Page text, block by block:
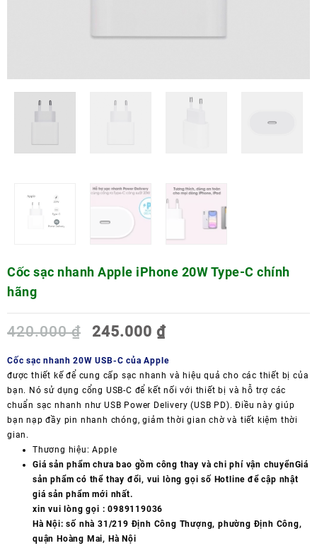
Cốc sạc nhanh Apple iPhone 20W Type-C chính
hãng
420.000₫
Giá
là:
420.000 ₫.
245.000 ₫Giá
tại
là:
245.000 ₫.
Cốc sạc nhanh 20W USB-C của Apple
được thiết kế để cung cấp sạc nhanh và hiệu quả cho các thiết bị của
bạn. Nó sử dụng cổng USB-C để kết nối với thiết bị và hỗ trợ các
chuẩn sạc nhanh như USB Power Delivery (USB PD). Điều này giúp
bạn nạp đầy pin nhanh chóng, giảm thời gian chờ và tiết kiệm thời
gian.
Thương hiệu:Apple
Giá sản phẩm chưa bao gồm công thay và chi phí vận chuyểnGiá
sản phẩm có thể thay đổi, vui lòng gọi số Hotline để cập nhật
giá sản phẩm mới nhất.
xin vui lòng gọi : 0989119036
Hà Nội: số nhà31/219 Định Công Thượng, phường Định Công,
quận Hoàng Mai, Hà Nội